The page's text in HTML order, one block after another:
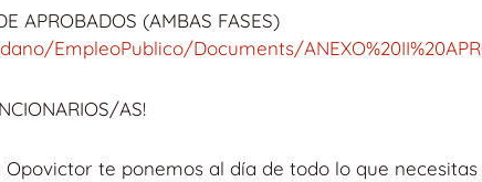
APROBADOS (AMBAS FASES)
EmpleoPublico/Documents/
AS!
te ponemos al día de todo lo que